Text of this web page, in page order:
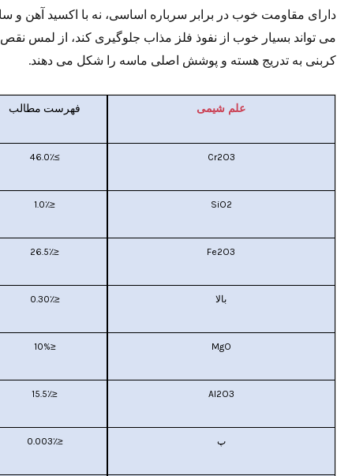
دارای مقاومت خوب در برابر سرباره اساسی، نه با اکسید آهن
می تواند بسیار خوب از نفوذ فلز مذاب جلوگیری کند، از لمس
کربنی به تدریج هسته و پوشش اصلی ماسه را شکل می دهند.
علم شیمی فهرست مطالب
Cr2O3 ≥46.0٪
SiO2 ≤1.0٪
Fe2O3 ≤26.5٪
بالا ≤0.30٪
MgO
≤10%
AI2O3 ≤15.5٪
پ ≤0.003٪